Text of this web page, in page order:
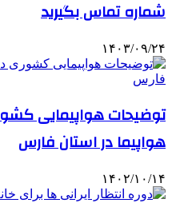
شماره تماس بگیرید
۱۴۰۳/۰۹/۲۴
توضیحات هواپیمایی
هواپیما در استان فارس
۱۴۰۲/۱۰/۱۴